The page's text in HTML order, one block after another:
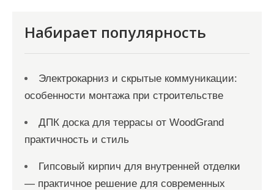
Набирает популярность
Электрокарниз и скрытые коммуникации:
особенности монтажа при строительстве
ДПК доска для террасы от WoodGrand
практичность и стиль
Гипсовый кирпич для внутренней отделки
— практичное решение для современных